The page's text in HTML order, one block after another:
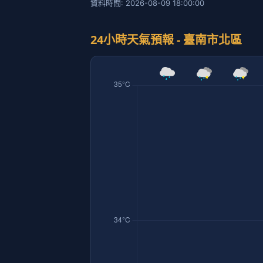
資料時間: 2026-08-09 18:00:00
24小時天氣預報 - 臺南市北區